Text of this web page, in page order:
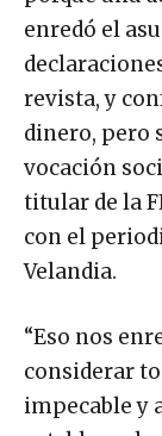
enredó el
revista, y
dinero, pero
vocación
titular de la
con el
Velandia.
“Eso nos
considerar
impecable y
establecer